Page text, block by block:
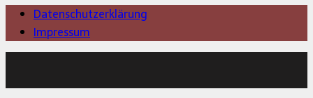
Datenschutzerklärung
Impressum